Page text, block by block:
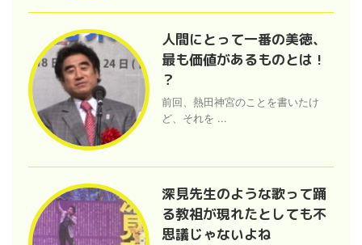
人間にとって一番の美徳、
最も価値があるものとは !
？
前回、熱田神宮のことを書いたけ
ど、それを ...
深見先生のような歌って踊
る教祖が現れたとしても不
思議じゃないよね